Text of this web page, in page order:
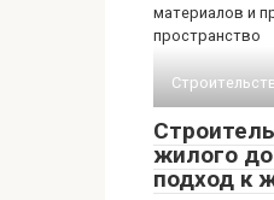
материалов и
пространство
жилого
подход к